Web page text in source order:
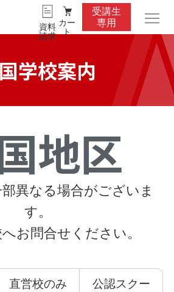
資料
請求
カー
ト
受講生
専用
学校案内
地区
異なる場合がございま
す。
お問合せください。
直営校のみ
公認スクー